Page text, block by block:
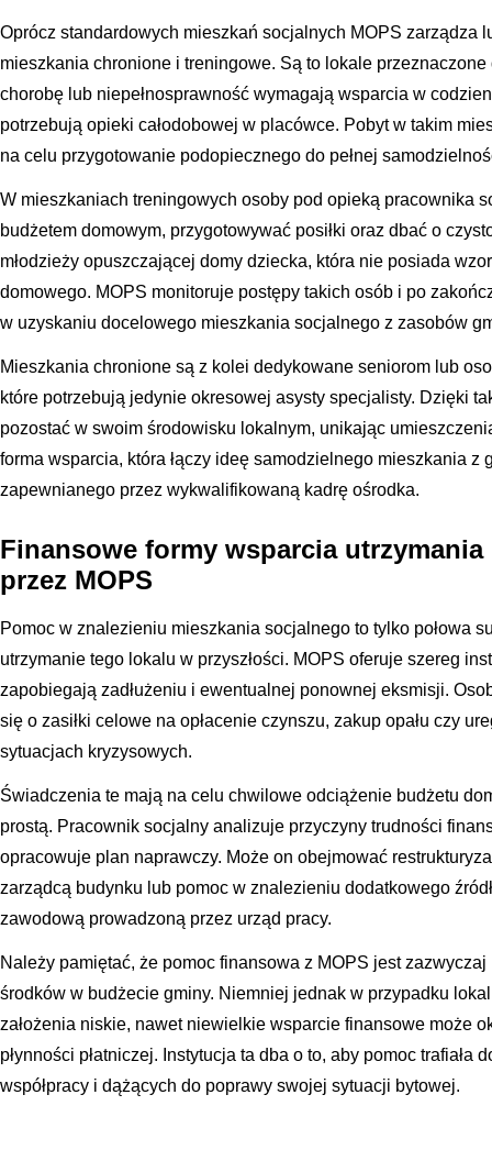
Oprócz standardowych mieszkań socjalnych MOPS zarządza
mieszkania chronione i treningowe. Są to lokale
chorobę lub niepełnosprawność wymagają wsparcia w
potrzebują opieki całodobowej w placówce. Pobyt w takim
na celu przygotowanie podopiecznego do pełnej
W mieszkaniach treningowych osoby pod opieką pracownika
budżetem domowym, przygotowywać posiłki oraz dbać o
młodzieży opuszczającej domy dziecka, która nie posiada
domowego. MOPS monitoruje postępy takich osób i po
w uzyskaniu docelowego mieszkania socjalnego z zasobów
Mieszkania chronione są z kolei dedykowane seniorom lub
które potrzebują jedynie okresowej asysty specjalisty. Dzięki
pozostać w swoim środowisku lokalnym, unikając
forma wsparcia, która łączy ideę samodzielnego mieszkania
zapewnianego przez wykwalifikowaną kadrę ośrodka.
Finansowe formy wsparcia
przez MOPS
Pomoc w znalezieniu mieszkania socjalnego to tylko połowa
utrzymanie tego lokalu w przyszłości. MOPS oferuje szereg
zapobiegają zadłużeniu i ewentualnej ponownej eksmisji.
się o zasiłki celowe na opłacenie czynszu, zakup opału czy
sytuacjach kryzysowych.
Świadczenia te mają na celu chwilowe odciążenie budżetu
prostą. Pracownik socjalny analizuje przyczyny trudności
opracowuje plan naprawczy. Może on obejmować
zarządcą budynku lub pomoc w znalezieniu dodatkowego
zawodową prowadzoną przez urząd pracy.
Należy pamiętać, że pomoc finansowa z MOPS jest
środków w budżecie gminy. Niemniej jednak w przypadku
założenia niskie, nawet niewielkie wsparcie finansowe może
płynności płatniczej. Instytucja ta dba o to, aby pomoc trafiała
współpracy i dążących do poprawy swojej sytuacji bytowej.